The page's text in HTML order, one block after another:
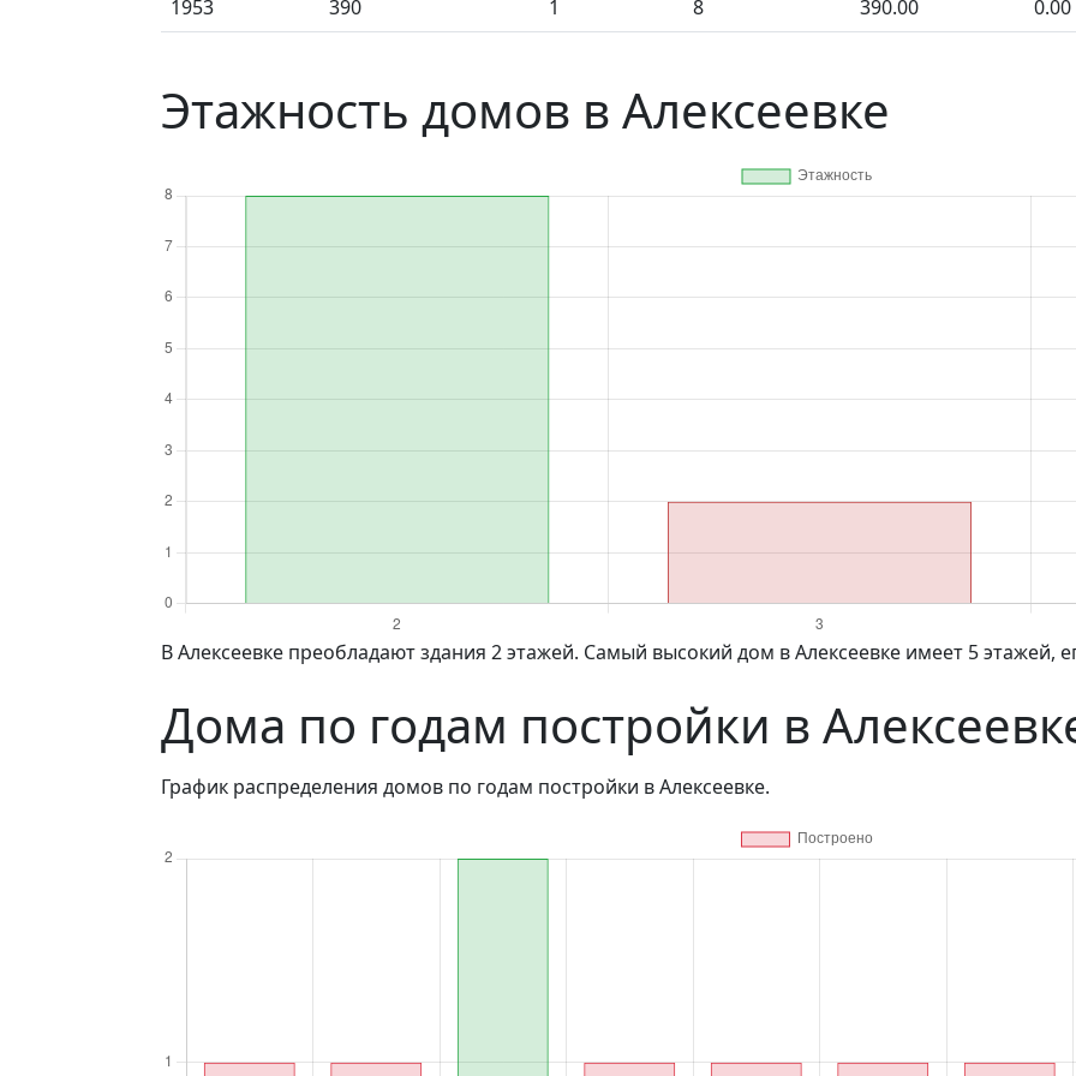
1953 390 1 8 390.00 0.00
Этажность домов в Алексеевке
в Алексеевке преобладают здания 2 этажей. Самый высокий дом в Алексеевке имеет 5 этажей,
Дома по годам постройки в
График распределения домов по годам постройки в Алексеевке.